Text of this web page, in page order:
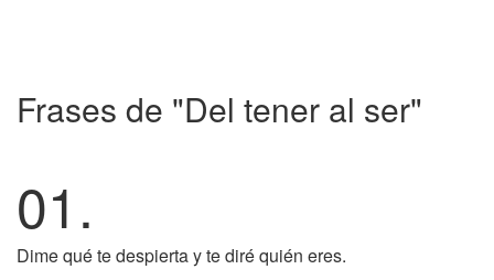
Frases de "Del tener al ser"
01.
Dime qué te despierta y te diré quién eres.